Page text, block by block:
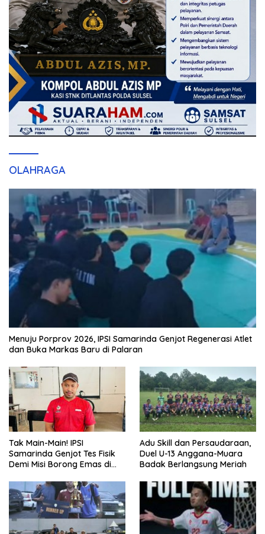
OLAHRAGA
Menuju Porprov 2026, IPSI Samarinda Genjot Regenerasi Atlet
dan Buka Markas Baru di Palaran
Tak Main-Main! IPSI
Samarinda Genjot Tes Fisik
Demi Misi Borong Emas di
Adu Skill dan Persaudaraan,
Duel U-13 Anggana-Muara
Badak Berlangsung Meriah